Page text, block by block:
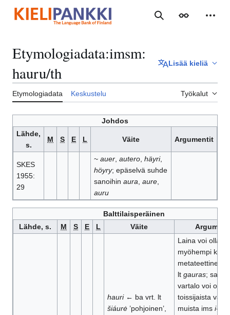
sisältöön
Haku Ulkoasu
Etymologiadata:imsm:
hauru/th
Lisää kieliä
Etymologiadata Keskustelu Työkalut
Johdos
Lähde,
s.
M S E L Väite Argumentit
SKES
1955:
29
~ auer, autero, häyri,
höyry; epäselvä suhde
sanoihin aura aure,
auru
Balttilaisperäinen
Lähde, s.
M S E L Väite
hauri← ba vrt. lt
šiáurė’pohjoinen’,
Laina voi olla
myöhempi kuin
metateettinen
lt gauras;
vartalo voi olla
toissijaista
muista ims i-